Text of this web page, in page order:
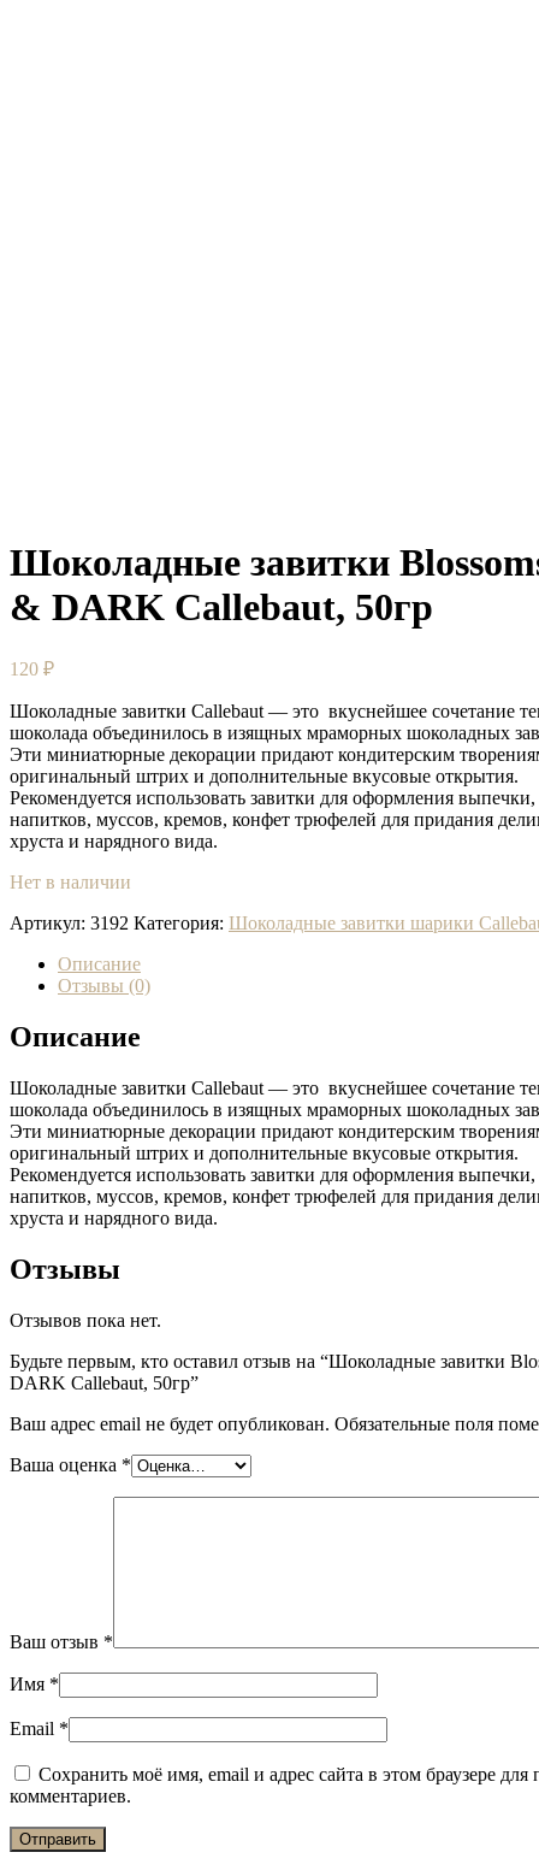
Шоколадные завитки
& DARK Callebaut, 50гр
120 ₽
Шоколадные завитки Callebaut — это вкуснейшее сочетание
шоколада объединилось в изящных мраморных шоколадных
Эти миниатюрные декорации придают кондитерским
оригинальный штрих и дополнительные вкусовые открытия.
Рекомендуется использовать завитки для оформления
напитков, муссов, кремов, конфет трюфелей для придания
хруста и нарядного вида.
Нет в наличии
Артикул: 3192 Категория: Шоколадные завитки шарики
Описание
Отзывы (0)
Описание
Шоколадные завитки Callebaut — это вкуснейшее сочетание
шоколада объединилось в изящных мраморных шоколадных
Эти миниатюрные декорации придают кондитерским
оригинальный штрих и дополнительные вкусовые открытия.
Рекомендуется использовать завитки для оформления
напитков, муссов, кремов, конфет трюфелей для придания
хруста и нарядного вида.
Отзывы
Отзывов пока нет.
Будьте первым, кто оставил отзыв на “Шоколадные завитки
DARK Callebaut, 50гр”
Ваш адрес email не будет опубликован. Обязательные поля
Ваша оценка *
Ваш отзыв *
Имя *
Email *
Сохранить моё имя, email и адрес сайта в этом браузере
комментариев.